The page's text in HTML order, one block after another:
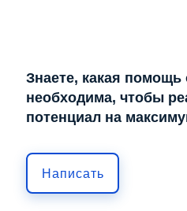
Знаете, какая помощь
необходима, чтобы
потенциал на
Написать